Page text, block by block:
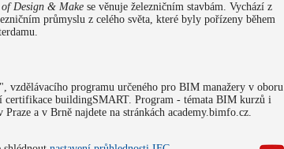
of Design & Makese věnuje železničním stavbám. Vychází z
průmyslu z celého světa, které byly pořízeny během
programu určeného pro BIM manažery v oboru
certifikace buildingSMART. Program - témata BIM kurzů i
a v Brně najdete na stránkách academy.bimfo.cz.